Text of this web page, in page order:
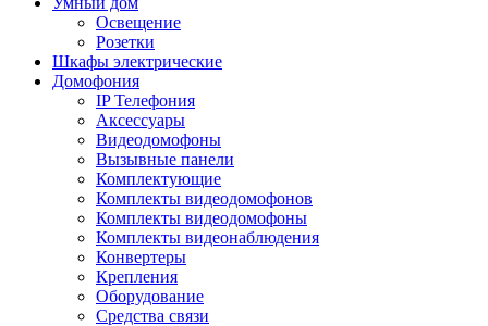
Освещение
Розетки
Шкафы электрические
Домофония
IP Телефония
Аксессуары
Видеодомофоны
Вызывные панели
Комплектующие
Комплекты видеодомофонов
Комплекты видеодомофоны
Комплекты видеонаблюдения
Конвертеры
Крепления
Оборудование
Средства связи